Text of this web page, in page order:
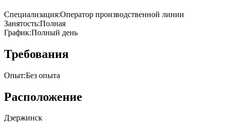
Специализация:Оператор производственной линии
Занятость:Полная
График:Полный день
Требования
Опыт:Без опыта
Расположение
Дзержинск